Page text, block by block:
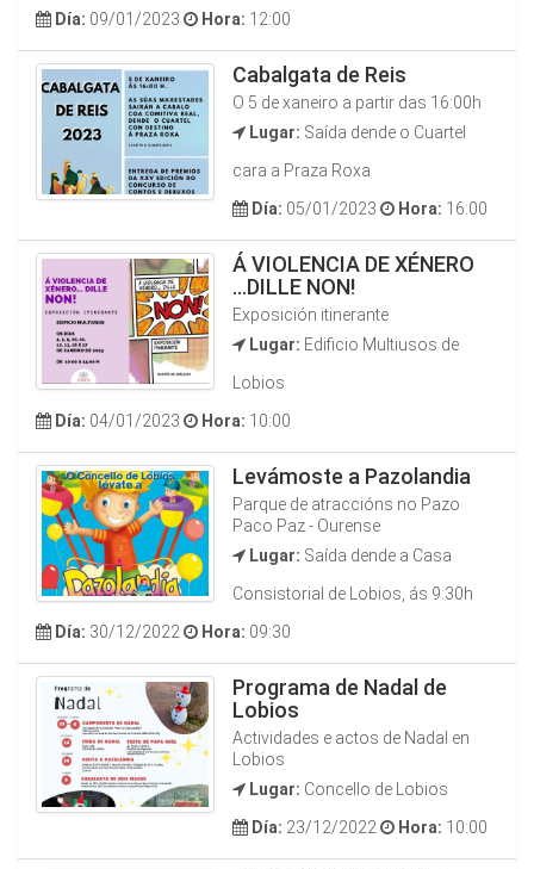
Día: 09/01/2023 Hora: 12:00
Cabalgata de Reis
O 5 de xaneiro a partir das 16:00h
Lugar: Saída dende o Cuartel
cara a Praza Roxa
Día: 05/01/2023 Hora: 16:00
Á VIOLENCIA DE XÉNERO
...DILLE NON!
Exposición itinerante
Lugar: Edificio Multiusos de
Lobios
Día: 04/01/2023 Hora: 10:00
Levámoste a Pazolandia
Parque de atraccións no Pazo
Paco Paz - Ourense
Lugar: Saída dende a Casa
Consistorial de Lobios, ás 9:30h
Día: 30/12/2022 Hora: 09:30
Programa de Nadal de
Lobios
Actividades e actos de Nadal en
Lobios
Lugar: Concello de Lobios
Día: 23/12/2022 Hora: 10:00